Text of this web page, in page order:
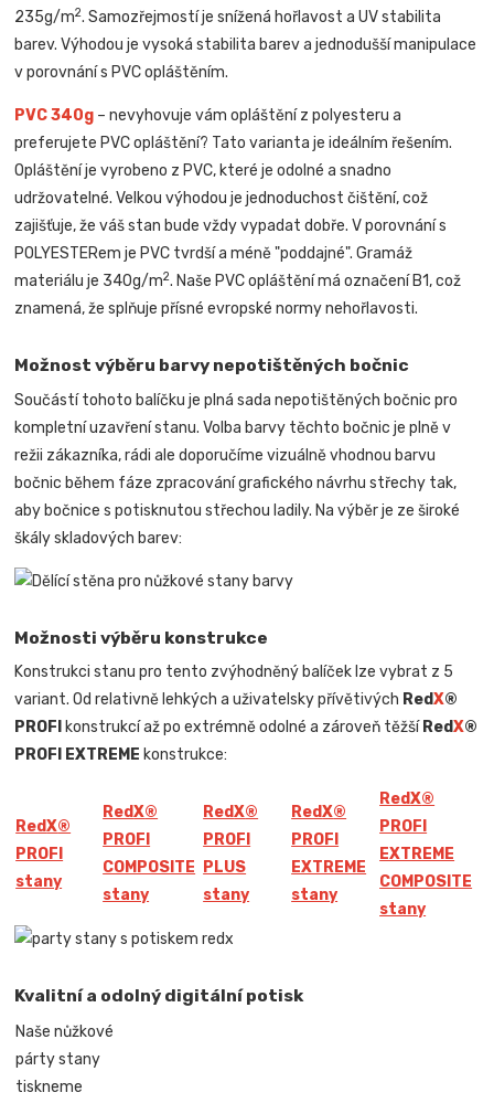
235g/m2. Samozřejmostí je snížená hořlavost a UV stabilita
barev. Výhodou je vysoká stabilita barev a jednodušší manipulace
v porovnání s PVC opláštěním.
PVC 340g – nevyhovuje vám opláštění z polyesteru a
preferujete PVC opláštění? Tato varianta je ideálním řešením.
Opláštění je vyrobeno z PVC, které je odolné a snadno
udržovatelné. Velkou výhodou je jednoduchost čištění, což
zajišťuje, že váš stan bude vždy vypadat dobře. V porovnání s
POLYESTERem je PVC tvrdší a méně "poddajné". Gramáž
materiálu je 340g/m2. Naše PVC opláštění má označení B1, což
znamená, že splňuje přísné evropské normy nehořlavosti.
Možnost výběru barvy nepotištěných bočnic
Součástí tohoto balíčku je plná sada nepotištěných bočnic pro
kompletní uzavření stanu. Volba barvy těchto bočnic je plně v
režii zákazníka, rádi ale doporučíme vizuálně vhodnou barvu
bočnic během fáze zpracování grafického návrhu střechy tak,
aby bočnice s potisknutou střechou ladily. Na výběr je ze široké
škály skladových barev:
Možnosti výběru konstrukce
Konstrukci stanu pro tento zvýhodněný balíček lze vybrat z 5
variant. Od relativně lehkých a uživatelsky přívětivých RedX®
PROFI konstrukcí až po extrémně odolné a zároveň těžší RedX®
PROFI EXTREME konstrukce:
RedX®
PROFI
stany
RedX®
PROFI
COMPOSITE
stany
RedX®
PROFI
PLUS
stany
RedX®
PROFI
EXTREME
stany
RedX®
PROFI
EXTREME
COMPOSITE
stany
Kvalitní a odolný digitální potisk
Naše nůžkové
párty stany
tiskneme